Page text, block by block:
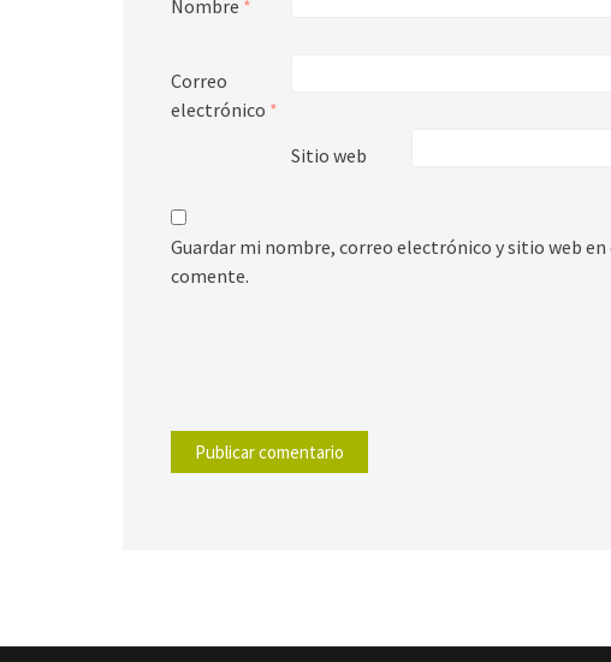
Nombre *
Correo
electrónico *
Sitio web
Guardar mi nombre, correo electrónico y sitio web
comente.